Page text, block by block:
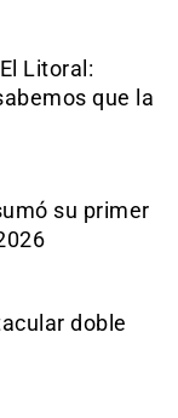
Litoral:
que la
su primer
doble